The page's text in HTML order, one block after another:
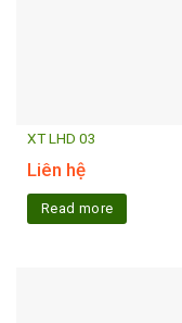
XT LHD 03
Liên hệ
Read more